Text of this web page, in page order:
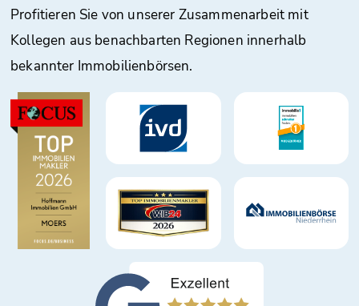
Profitieren Sie von unserer Zusammenarbeit mit
Kollegen aus benachbarten Regionen innerhalb
bekannter Immobilienbörsen.